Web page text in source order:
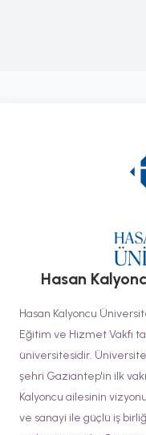
Hasan
Hasan Kalyoncu
Eğitim ve Hizmet Vakfı
üniversitesidir.
şehri Gaziantep'in ilk
Kalyoncu ailesinin
ve sanayi ile güçlü iş